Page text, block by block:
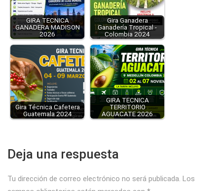
GIRA TECNICA
GANADERA MADISON
2026
Gira Ganadera
Ganadería Tropical -
Colombia 2024
Gira Técnica Cafetera
Guatemala 2024
GIRA TECNICA
TERRITORIO
AGUACATE 2026
Deja una respuesta
Tu dirección de correo electrónico no será publicada. Los